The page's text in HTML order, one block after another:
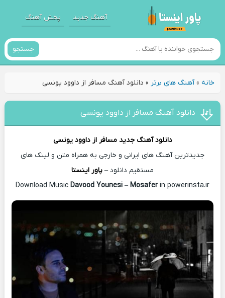
آهنگ جدید پخش آهنگ
جستجو
خانه»آهنگ های برتر » دانلود آهنگ مسافر از داوود یونسی
دانلود آهنگ مسافر از داوود یونسی
دانلود آهنگ جدید مسافر ازداوود یونسی
جدیدترین آهنگ های ایرانی و خارجی به همراه متن و لینک های
مستقیم دانلود – پاور اینستا
Download Music
Davood Younesi– Mosafer in powerinsta.ir